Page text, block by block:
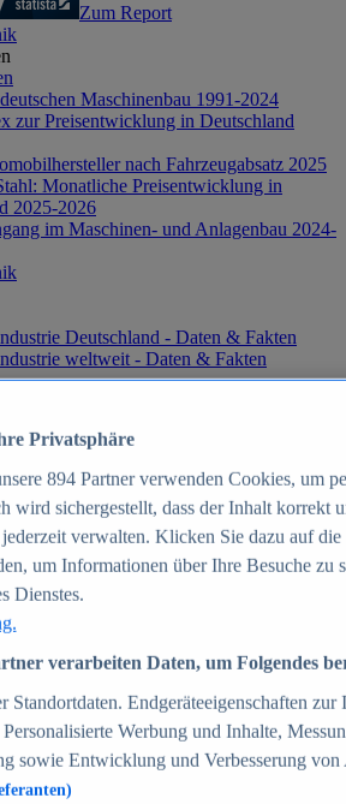
Zum Report
Maschinenbau 1991-2024
zur Preisentwicklung in Deutschland
nach Fahrzeugabsatz 2025
Monatliche Preisentwicklung in
2025-2026
im Maschinen- und Anlagenbau 2024-
Deutschland - Daten & Fakten
weltweit - Daten & Fakten
Zum Report
- Entwicklung des Umsatzes in
1999-2025
Amazon in Deutschland und weltweit
Top-50 Online Shops in
2024
von Online-Zahlungsverfahren in
2024
Warengruppen im Online-Handel in
2023-2025
Privatsphäre
894Partner verwenden Cookies, um
wird sichergestellt, dass der Inhalt korrekt
verwalten. Klicken Sie dazu auf
um Informationen über Ihre Besuche
Dienstes.
verarbeiten Daten, um Folgendes
Standortdaten. Endgeräteeigenschaften
Werbung und Inhalte,
sowie Entwicklung und Verbesserung von